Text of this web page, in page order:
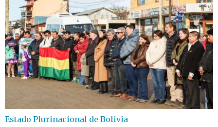
Estado Plurinacional de Bolivia